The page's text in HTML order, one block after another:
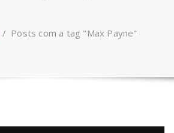
/ Posts com a tag "Max Payne"